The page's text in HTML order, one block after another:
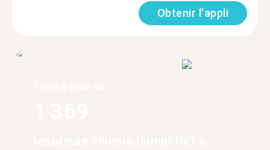
Obtenir l'appli